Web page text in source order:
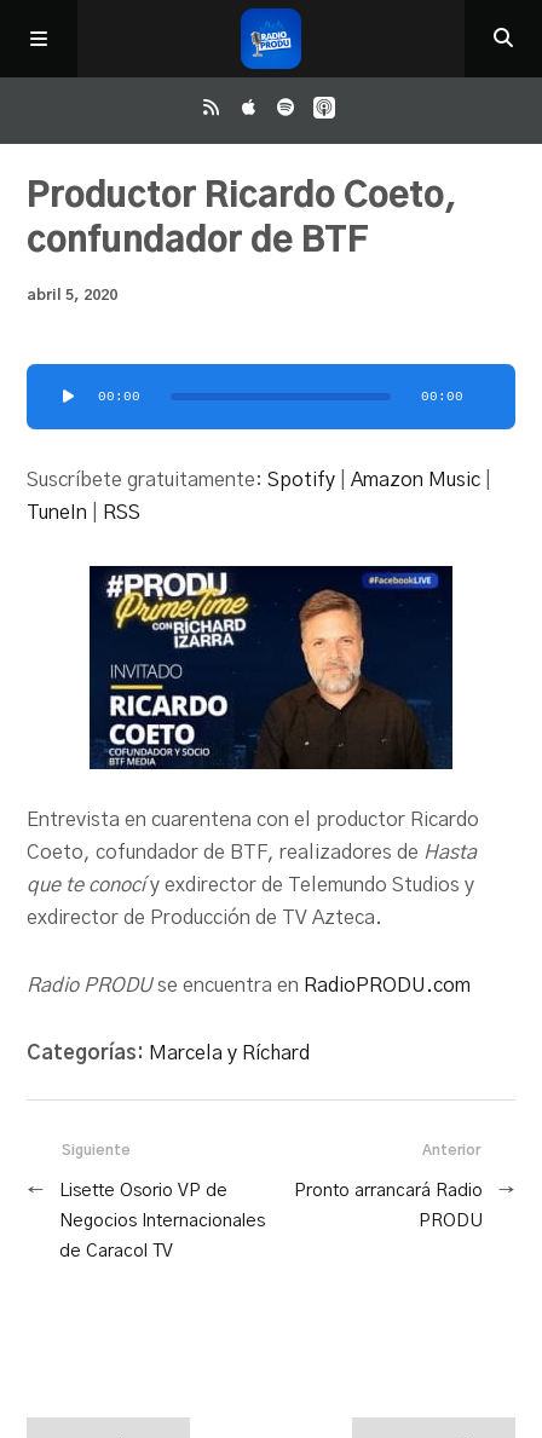
Inicio
ReloAd
Irene y Ríchard
Contacto
Productor Ricardo Coeto,
confundador de BTF
abril 5, 2020
Reproductor
00:00 00:00
Suscríbete gratuitamente:Spotify |Amazon Music
TuneIn
RSS
Entrevista en cuarentena con el productor Ricardo
Coeto, cofundador de BTF, realizadores de Hasta
que te conocíy exdirector de Telemundo Studios y
exdirector de Producción de TV Azteca.
Radio PRODUse encuentra en RadioPRODU.com
Categorías: Marcela y Ríchard
Anterior
Pronto arrancará Radio
PRODU
→
Siguiente
←
Lisette Osorio VP de
Negocios Internacionales
de Caracol TV